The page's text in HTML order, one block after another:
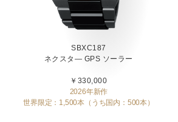
SBXC187
ネクスタ― GPS ソーラー
￥330,000
2026年新作
世界限定：1,500本（うち国内：500本）